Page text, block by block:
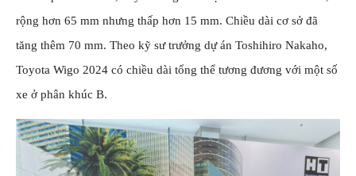
rộng hơn 65 mm nhưng thấp hơn 15 mm. Chiều dài cơ sở đã
tăng thêm 70 mm. Theo kỹ sư trưởng dự án Toshihiro Nakaho,
Toyota Wigo 2024 có chiều dài tổng thể tương đương với một số
xe ở phân khúc B.